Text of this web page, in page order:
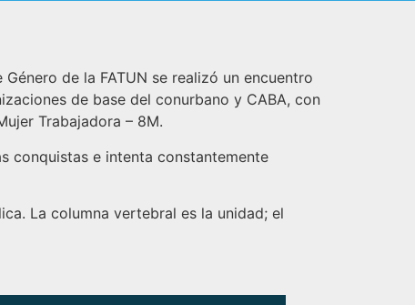
de la FATUN se realizó un encuentro
de base del conurbano y CABA, con
Trabajadora – 8M.
conquistas e intenta constantemente
La columna vertebral es la unidad; el